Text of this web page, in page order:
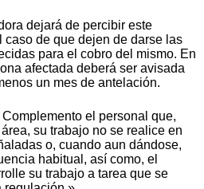
dejará de percibir este
caso de que dejen de darse las
para el cobro del mismo. En
afectada deberá ser avisada
un mes de antelación.
el personal que,
su trabajo no se realice en
o, cuando aun dándose,
habitual, así como, el
su trabajo a tarea que se